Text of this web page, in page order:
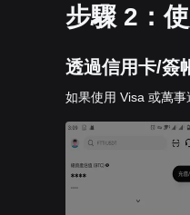
步驟 2：
透過信用卡/簽
如果使用 Visa 或萬事